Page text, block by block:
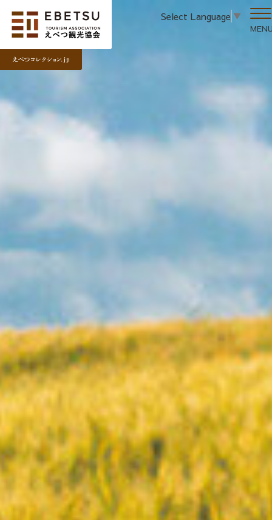
Select Language ▼